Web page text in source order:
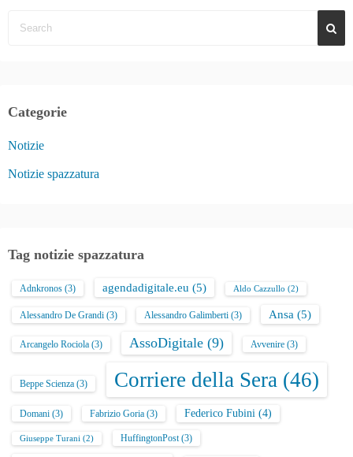
Categorie
Notizie
Notizie spazzatura
Tag notizie spazzatura
Adnkronos (3) agendadigitale.eu (5) Aldo Cazzullo (2)
Alessandro De Grandi (3) Alessandro Galimberti (3) Ansa (5)
Arcangelo Rociola (3) AssoDigitale (9) Avvenire (3)
Beppe Scienza (3) Corriere della Sera (46)
Domani (3) Fabrizio Goria (3) Federico Fubini (4)
Giuseppe Turani (2) HuffingtonPost(3)